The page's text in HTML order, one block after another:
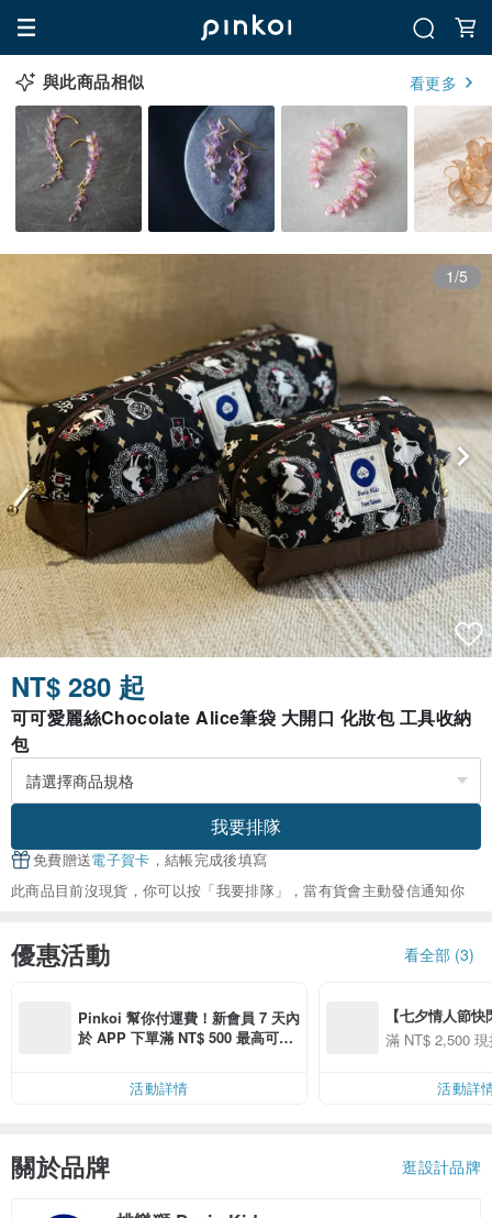
與此商品相似 看更多
1/5
NT$ 280 起
可可愛麗絲Chocolate Alice筆袋 大開口 化妝包 工具收納
包
我要排隊
免費贈送電子賀卡 ，結帳完成後填寫
此商品目前沒現貨，你可以按「我要排隊」，當有貨會主動發信通知你
優惠活動 看全部 (3)
Pinkoi 幫你付運費！新會員 7 天內
於 APP 下單滿 NT$ 500 最高可折
活動詳情
【七夕情人節
用 APP 購買任
00 現折 NT$100
滿 NT$ 2,500
活動詳
關於品牌 逛設計品牌